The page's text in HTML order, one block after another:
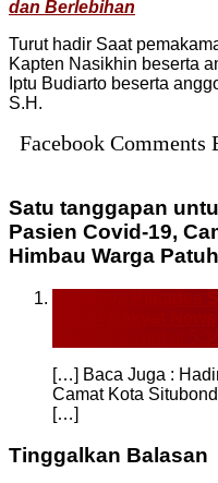
dan Berlebihan
Turut hadir Saat
Kapten Nasikhin beserta
Iptu Budiarto beserta
S.H.
Facebook Comments
Satu tanggapan
Pasien Covid-19,
Himbau Warga
Akhirnya Pilkades
[…] Baca Juga :
Camat Kota
[…]
Tinggalkan Balasan